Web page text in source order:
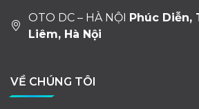
OTO DC – HÀ NỘI Phúc Diễn,
Liêm, Hà Nội
VỀ CHÚNG TÔI